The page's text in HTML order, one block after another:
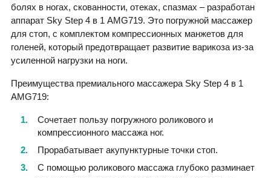
болях в ногах, скованности, отеках, спазмах – разработан
аппарат Sky Step 4 в 1 AMG719. Это погружной массажер
для стоп, с комплектом компрессионных манжетов для
голеней, который предотвращает развитие варикоза из-за
усиленной нагрузки на ноги.
Преимущества премиального массажера Sky Step 4 в 1
AMG719:
Сочетает пользу погружного роликового и
компрессионного массажа ног.
Прорабатывает акупунктурные точки стоп.
С помощью роликового массажа глубоко разминает